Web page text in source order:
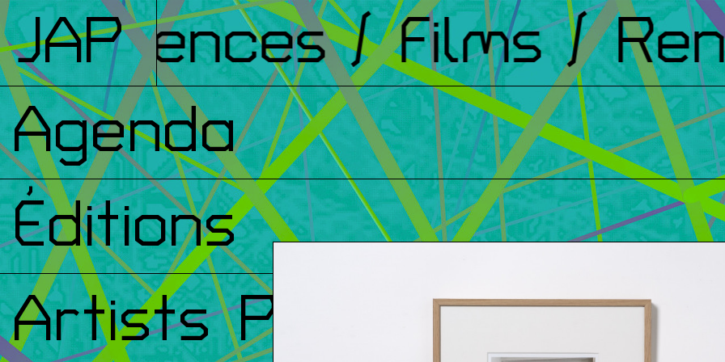
JAP / Films /
Agenda
Éditions
Artists Print